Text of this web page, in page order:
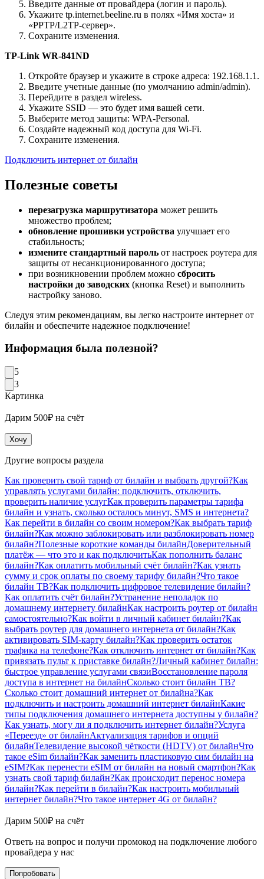
Введите данные от провайдера (логин и пароль).
Укажите tp.internet.beeline.ru в полях «Имя хоста» и
«PPTP/L2TP-сервер».
Сохраните изменения.
TP-Link WR-841ND
Откройте браузер и укажите в строке адреса: 192.168.1.1.
Введите учетные данные (по умолчанию admin/admin).
Перейдите в раздел wireless.
Укажите SSID — это будет имя вашей сети.
Выберите метод защиты: WPA-Personal.
Создайте надежный код доступа для Wi-Fi.
Сохраните изменения.
Подключить интернет от билайн
Полезные советы
перезагрузка маршрутизатора может решить
множество проблем;
обновление прошивки устройства улучшает его
стабильность;
измените стандартный пароль от настроек роутера для
защиты от несанкционированного доступа;
при возникновении проблем можно сбросить
настройки до заводских (кнопка Reset) и выполнить
настройку заново.
Следуя этим рекомендациям, вы легко настроите интернет от
билайн и обеспечите надежное подключение!
Информация была полезной?
5
3
Картинка
Дарим 500₽ на счёт
Хочу
Другие вопросы раздела
Как проверить свой тариф от билайн и выбрать другой?Как
управлять услугами билайн: подключить, отключить,
проверить наличие услугКак проверить параметры тарифа
билайн и узнать, сколько осталось минут, SMS и интернета?
Как перейти в билайн со своим номером?Как выбрать тариф
билайн?Как можно заблокировать или разблокировать номер
билайн?Полезные короткие команды билайнДоверительный
платёж — что это и как подключитьКак пополнить баланс
билайн?Как оплатить мобильный счёт билайн?Как узнать
сумму и срок оплаты по своему тарифу билайн?Что такое
билайн ТВ?Как подключить цифровое телевидение билайн?
Как оплатить счёт билайн?Устранение неполадок по
домашнему интернету билайнКак настроить роутер от билайн
самостоятельно?Как войти в личный кабинет билайн?Как
выбрать роутер для домашнего интернета от билайн?Как
активировать SIM-карту билайн?Как проверить остаток
трафика на телефоне?Как отключить интернет от билайн?Как
привязать пульт к приставке билайн?Личный кабинет билайн:
быстрое управление услугами связиВосстановление пароля
доступа в интернет на билайнСколько стоит билайн ТВ?
Сколько стоит домашний интернет от билайна?Как
подключить и настроить домашний интернет билайнКакие
типы подключения домашнего интернета доступны у билайн?
Как узнать, могу ли я подключить интернет билайн?Услуга
«Переезд» от билайнАктуализация тарифов и опций
билайнТелевидение высокой чёткости (HDTV) от билайнЧто
такое eSim билайн?Как заменить пластиковую сим билайн на
eSIM?Как перенести eSIM от билайн на новый смартфон?Как
узнать свой тариф билайн?Как происходит перенос номера
билайн?Как перейти в билайн?Как настроить мобильный
интернет билайн?Что такое интернет 4G от билайн?
Дарим 500₽ на счёт
Ответь на вопрос и получи промокод на подключение любого
провайдера у нас
Попробовать